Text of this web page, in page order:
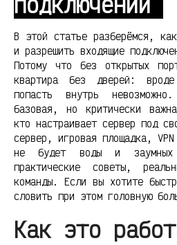
В этой статье разберёмся,
и разрешить входящие
Потому что без открытых
квартира без дверей:
попасть внутрь
базовая, но критически
кто настраивает сервер под
сервер, игровая площадка,
не будет воды и заумных
практические советы,
команды. Если вы хотите
словить при этом головную
Как это